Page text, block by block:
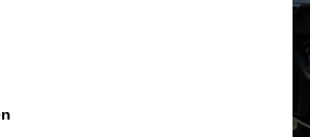
Service-Gruppen, für die eine